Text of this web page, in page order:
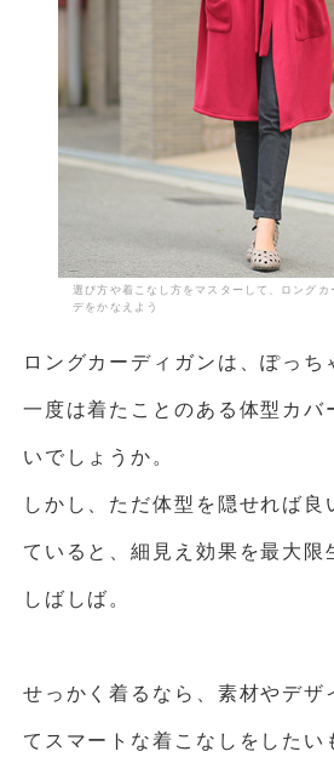
選び方や着こなし方をマスターして、ロングカ
デをかなえよう
ロングカーディガンは、ぽっち
一度は着たことのある体型カバ
いでしょうか。
しかし、ただ体型を隠せれば良
ていると、細見え効果を最大限
しばしば。
せっかく着るなら、素材やデザ
てスマートな着こなしをしたい